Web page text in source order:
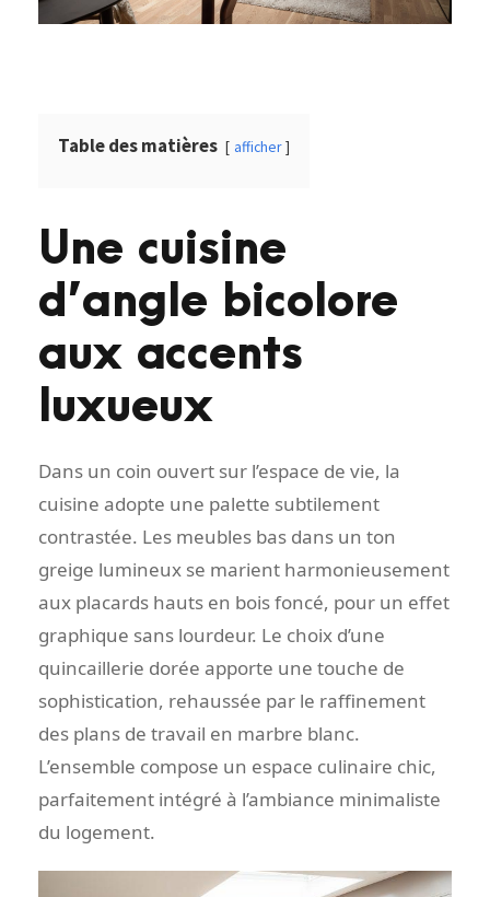
Table des matières afficher
Une cuisine
d’angle bicolore
aux accents
luxueux
Dans un coin ouvert sur l’espace de vie, la
cuisine adopte une palette subtilement
contrastée. Les meubles bas dans un ton
greige lumineux se marient harmonieusement
aux placards hauts en bois foncé, pour un effet
graphique sans lourdeur. Le choix d’une
quincaillerie dorée apporte une touche de
sophistication, rehaussée par le raffinement
des plans de travail en marbre blanc.
L’ensemble compose un espace culinaire chic,
parfaitement intégré à l’ambiance minimaliste
du logement.